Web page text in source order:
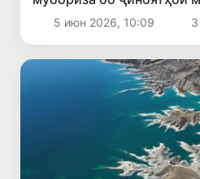
мухаддир таҳким
5 июн 2026, 10:09